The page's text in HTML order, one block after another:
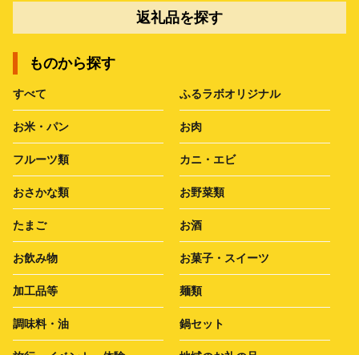
返礼品を探す
ものから探す
すべて ふるラボオリジナル
お米・パン お肉
フルーツ類 カニ・エビ
おさかな類 お野菜類
たまご お酒
お飲み物 お菓子・スイーツ
加工品等 麺類
調味料・油 鍋セット